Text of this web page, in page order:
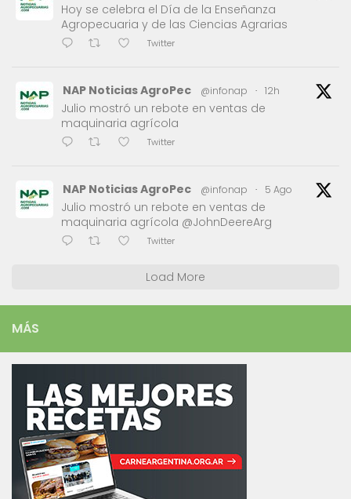
Hoy se celebra el Día de la Enseñanza
Agropecuaria y de las Ciencias Agrarias
Twitter
NAP Noticias AgroPec @infonap · 12h
Julio mostró un rebote en ventas de
maquinaria agrícola
Twitter
NAP Noticias AgroPec @infonap · 5 Ago
Julio mostró un rebote en ventas de
maquinaria agrícola @JohnDeereArg
Twitter
Load More
MÁS